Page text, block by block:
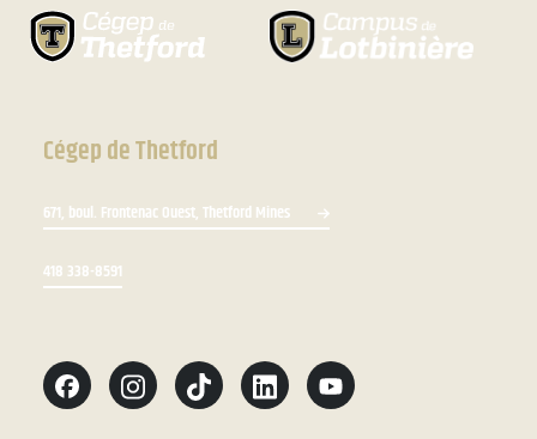
Cégep de Thetford
671, boul. Frontenac Ouest, Thetford Mines
418 338-8591